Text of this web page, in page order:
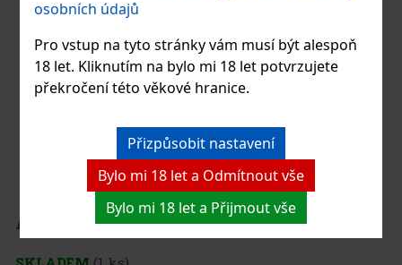
osobních údajů
Pro vstup na tyto stránky vám musí být alespoň
18 let. Kliknutím na bylo mi 18 let potvrzujete
překročení této věkové hranice.
Přizpůsobit nastavení
Bylo mi 18 let a Odmítnout vše
Bylo mi 18 let a Přijmout vše
Adorini Pipe Collection Cabinet Poul